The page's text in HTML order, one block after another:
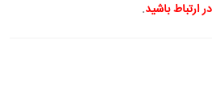
ارتباط باشید.